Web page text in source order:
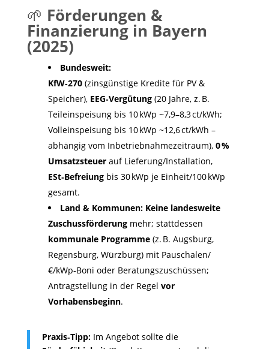
🌱 Förderungen &
Finanzierung in Bayern
(2025)
Bundesweit:
KfW‑270(zinsgünstige Kredite für PV &
Speicher), EEG‑Vergütung(20 Jahre, z. B.
Teileinspeisung bis 10 kWp ~7,9–8,3 ct/kWh;
Volleinspeisung bis 10 kWp ~12,6 ct/kWh –
abhängig vom Inbetriebnahmezeitraum), 0 %
Umsatzsteuerauf Lieferung/Installation,
ESt‑Befreiungbis 30 kWp je Einheit/100 kWp
gesamt.
Land & Kommunen: Keine landesweite
Zuschussförderungmehr; stattdessen
kommunale Programme(z. B. Augsburg,
Regensburg, Würzburg) mit Pauschalen/
€/kWp‑Boni oder Beratungszuschüssen;
Antragstellung in der Regel vor
Vorhabensbeginn.
Praxis‑Tipp:Im Angebot sollte die